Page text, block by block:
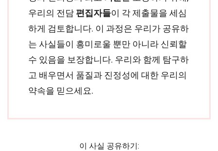
우리의 전담 편집자들이 각 제출물을 세심
하게 검토합니다. 이 과정은 우리가 공유하
는 사실들이 흥미로울 뿐만 아니라 신뢰할
수 있음을 보장합니다. 우리와 함께 탐구하
고 배우면서 품질과 진정성에 대한 우리의
약속을 믿으세요.
이 사실 공유하기: